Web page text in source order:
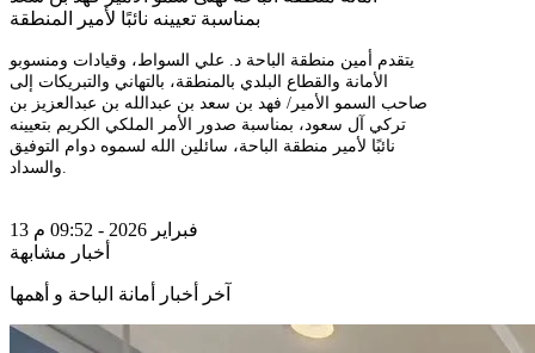
بمناسبة تعيينه نائبًا لأمير المنطقة
يتقدم أمين منطقة الباحة د. علي السواط، وقيادات ومنسوبو
الأمانة والقطاع البلدي بالمنطقة، بالتهاني والتبريكات إلى
صاحب السمو الأمير/ فهد بن سعد بن عبدالله بن عبدالعزيز بن
تركي آل سعود، بمناسبة صدور الأمر الملكي الكريم بتعيينه
نائبًا لأمير منطقة الباحة، سائلين الله لسموه دوام التوفيق
والسداد.
13 فبراير 2026 - 09:52 م
أخبار مشابهة
آخر أخبار أمانة الباحة و أهمها